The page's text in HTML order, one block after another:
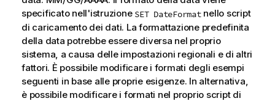
specificato nell'istruzione SET DateFormatnello script
di caricamento dei dati. La formattazione predefinita
della data potrebbe essere diversa nel proprio
sistema, a causa delle impostazioni regionali e di altri
fattori. È possibile modificare i formati degli esempi
seguenti in base alle proprie esigenze. In alternativa,
è possibile modificare i formati nel proprio script di